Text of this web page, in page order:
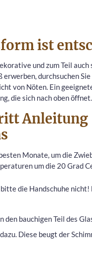
ist
und zum Teil
durchsuchen
von Nöten. Ein
die sich nach oben öffnet.
Anleitung
Monate, um die
um die 20 Grad
bitte die Handschuhe
den bauchigen Teil des
Diese beugt der